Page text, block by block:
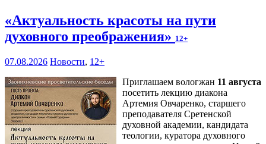
«Актуальность красоты на пути
духовного преображения» 12+
07.08.2026 Новости, 12+
Приглашаем вологжан 11 августа
посетить лекцию диакона
Артемия Овчаренко, старшего
преподавателя Сретенской
духовной академии, кандидата
теологии, куратора духовного